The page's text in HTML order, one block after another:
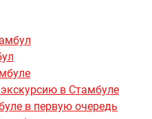
в Стамбуле
в первую очередь